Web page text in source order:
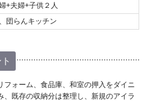
+夫婦+子供２人
団らんキッチン
フォーム、食品庫、和室の押入をダイニ
、既存の収納分は整理し、新規のアイラ